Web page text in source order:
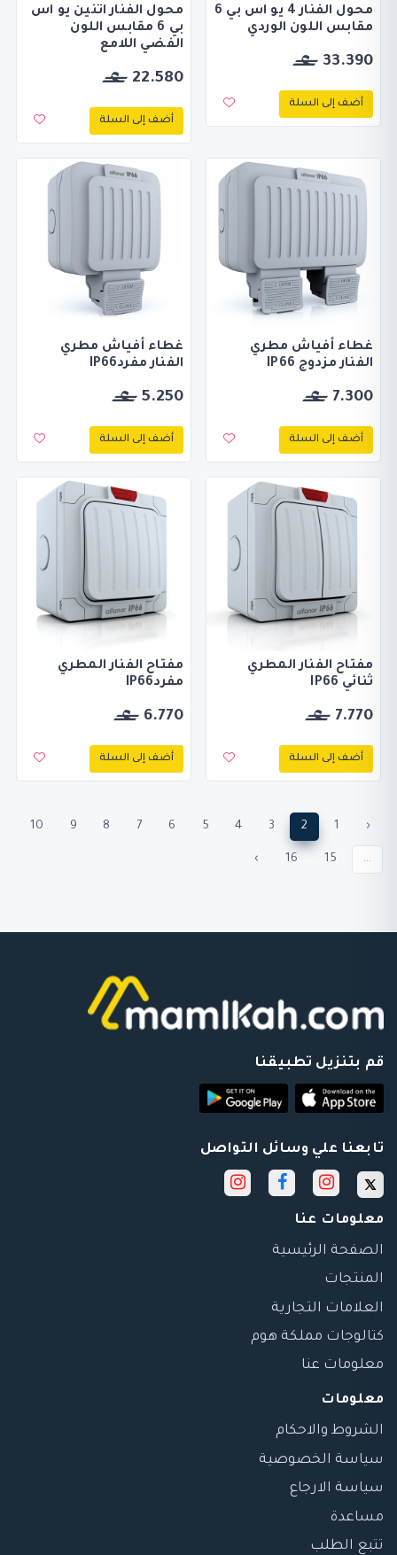
محول الفنار 4 يو اس بي 6
مقابس اللون الوردي
33.390
أضف إلى السلة
محول الفنار اتنين يو اس
بي 6 مقابس اللون
الفضي اللامع
22.580
أضف إلى السلة
غطاء أفياش مطري
الفنار مزدوج IP66
7.300
أضف إلى السلة
غطاء أفياش مطري
الفنار مفردIP66
5.250
أضف إلى السلة
مفتاح الفنار المطري
ثنائي IP66
7.770
أضف إلى السلة
مفتاح الفنار المطري
مفردIP66
6.770
أضف إلى السلة
‹
1
2
3
4
5
6
7
8
9
10
...
15
16
›
قم بتنزيل تطبيقنا
تابعنا علي وسائل التواصل
معلومات عنا
الصفحة الرئيسية
المنتجات
العلامات التجارية
كتالوجات مملكة هوم
معلومات عنا
معلومات
الشروط والاحكام
سياسة الخصوصية
سياسة الارجاع
مساعدة
تتبع الطلب